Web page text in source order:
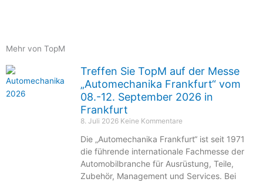
Mehr von TopM
Treffen Sie TopM auf der Messe
„Automechanika Frankfurt“ vom
08.-12. September 2026 in
Frankfurt
8. Juli 2026 Keine Kommentare
Die „Automechanika Frankfurt“ ist seit 1971
die führende internationale Fachmesse der
Automobilbranche für Ausrüstung, Teile,
Zubehör, Management und Services. Bei